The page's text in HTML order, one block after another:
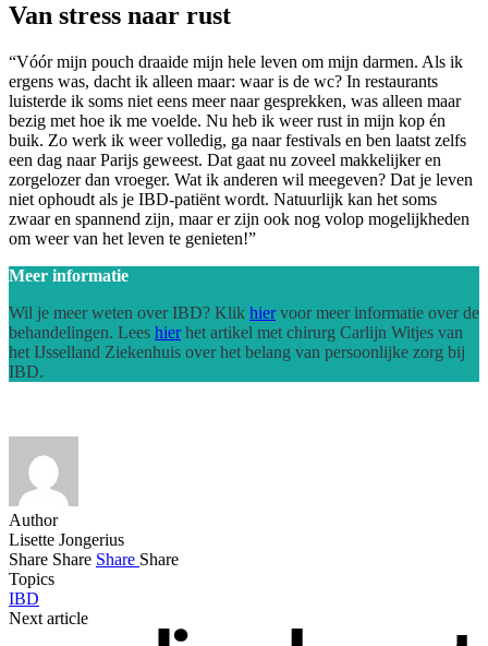
Van stress naar rust
“Vóór mijn pouch draaide mijn hele leven om mijn darmen. Als ik
ergens was, dacht ik alleen maar: waar is de wc? In restaurants
luisterde ik soms niet eens meer naar gesprekken, was alleen maar
bezig met hoe ik me voelde. Nu heb ik weer rust in mijn kop én
buik. Zo werk ik weer volledig, ga naar festivals en ben laatst zelfs
een dag naar Parijs geweest. Dat gaat nu zoveel makkelijker en
zorgelozer dan vroeger. Wat ik anderen wil meegeven? Dat je leven
niet ophoudt als je IBD-patiënt wordt. Natuurlijk kan het soms
zwaar en spannend zijn, maar er zijn ook nog volop mogelijkheden
om weer van het leven te genieten!”
Meer informatie
Wil je meer weten over IBD? Klik hiervoor meer informatie over de
behandelingen. Lees hierhet artikel met chirurg Carlijn Witjes van
het IJsselland Ziekenhuis over het belang van persoonlijke zorg bij
IBD.
Author
Lisette Jongerius
Share Share Share Share
Topics
IBD
Next article